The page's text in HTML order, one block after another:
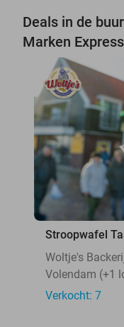
Deals in de
Marken Express
Stroopwafel
Woltje's
Volendam (+1
Verkocht: 7